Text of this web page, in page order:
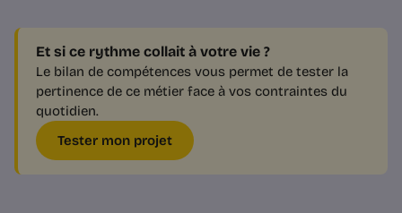
Et si ce rythme collait à votre vie ?
Le bilan de compétences vous permet de tester la
pertinence de ce métier face à vos contraintes du
quotidien.
Tester mon projet